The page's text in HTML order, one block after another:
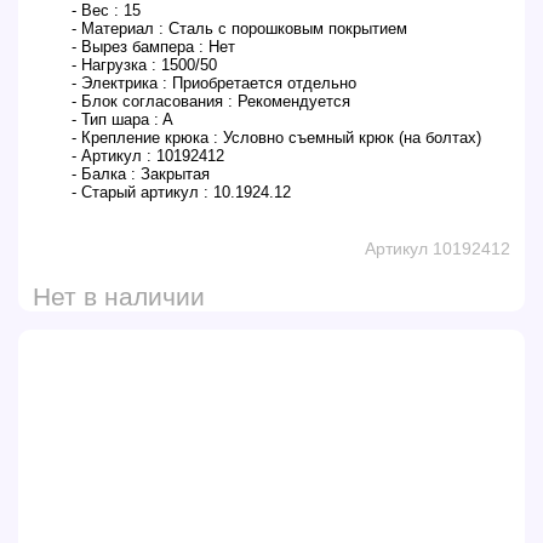
- Вес : 15
- Материал : Сталь с порошковым покрытием
- Вырез бампера : Нет
- Нагрузка : 1500/50
- Электрика : Приобретается отдельно
- Блок согласования : Рекомендуется
- Тип шара : A
- Крепление крюка : Условно съемный крюк (на болтах)
- Артикул : 10192412
- Балка : Закрытая
- Старый артикул : 10.1924.12
Артикул 10192412
Нет в наличии